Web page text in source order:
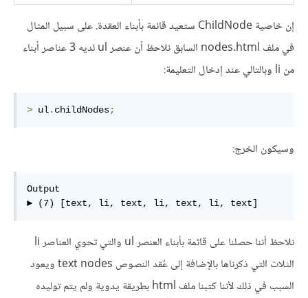
إن خاصية ChildNode ستعيد قائمة بأبناء العقدة. على سبيل المثال
في ملف nodes.html السابق نلاحظ أن عنصر ul لديه 3 عناصر أبناء
من li وبالتالي عند إدخال التعليمة:
> ul. childNodes;
وسيكون الخرج:
Output
► (7) [text, li, text, li, text, li, text]
نلاحظ أننا حصلنا على قائمة بأبناء العنصر ul والتي تحوي العناصر li
الثلاث التي ذكرناها بالإضافة إلى عُقد النصوص text nodes ويعود
السبب في ذلك لأننا كتبنا ملف html بطريقة يدوية ولم يتم توليده